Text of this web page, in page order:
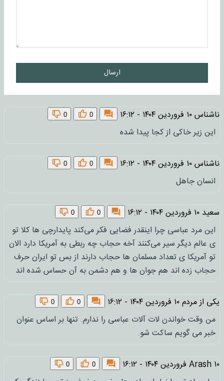
ارسال
ناشناس۱۰ فروردین ۱۴۰۴ - ۱۶:۱۲ 0
0
این زیر خاکی از کجا پیدا شده
ناشناس۱۰ فروردین ۱۴۰۴ - ۱۶:۱۲ 0
0
انسان جاهل
سعید ۱۰ فروردین ۱۴۰۴ - ۱۶:۱۲ 0
0
این مرد عباسی چرا اینقدر فضایی فکر می‌کند پایدارچی ها کلا تو
ی عالم دیگر سیر می‌کنند آخه حجاب چه ربطی به آمریکا دارد الان
تو آمریکا ی تعداد مسلمان ها حجاب دارند از بس تو ایران حرف
حجاب زده اند هم جوان ها و هم دشمن به آن حساس شده اند
یکی از مردم۱۰ فروردین ۱۴۰۴ - ۱۶:۱۲ 0
0
من وقت خواندن لات آلات عباسی را ندارم. تنها بر اساس عنوان
خبر می گویم ساکت شو.
Arash ۱۰ فروردین ۱۴۰۴ - ۱۶:۱۲ 0
0